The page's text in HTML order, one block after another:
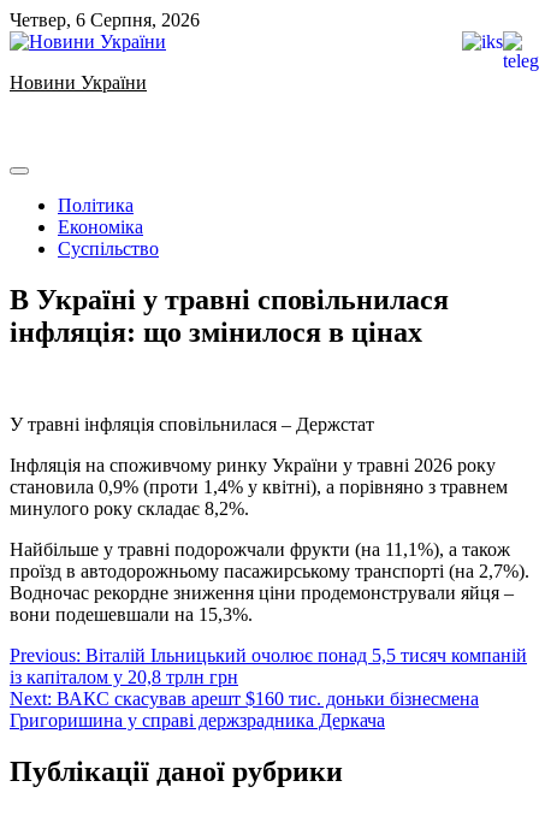
Skip
to
Четвер, 6 Серпня, 2026
Новини України
Політика
Економіка
Суспільство
В Україні у травні сповільнилася
інфляція: що змінилося в цінах
У травні інфляція сповільнилася – Держстат
Інфляція на споживчому ринку України у травні 2026 року
становила 0,9% (проти 1,4% у квітні), а порівняно з травнем
минулого року складає 8,2%.
Найбільше у травні подорожчали фрукти (на 11,1%), а також
проїзд в автодорожньому пасажирському транспорті (на 2,7%).
Водночас рекордне зниження ціни продемонстрували яйця –
вони подешевшали на 15,3%.
Навігація
записів
Previous: Віталій Ільницький очолює понад 5,5 тисяч компаній
із капіталом у 20,8 трлн грн
Next: ВАКС скасував арешт $160 тис. доньки бізнесмена
Григоришина у справі держзрадника Деркача
Публікації даної рубрики